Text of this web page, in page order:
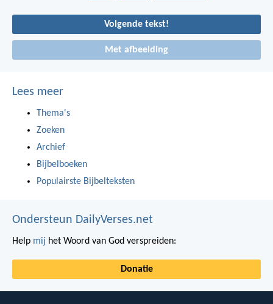
Volgende tekst!
Met afbeelding
Lees meer
Thema's
Zoeken
Archief
Bijbelboeken
Populairste Bijbelteksten
Ondersteun DailyVerses.net
Help mij het Woord van God verspreiden:
Donatie